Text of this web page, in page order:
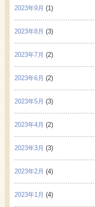
2023年9月 (1)
2023年8月 (3)
2023年7月 (2)
2023年6月 (2)
2023年5月 (3)
2023年4月 (2)
2023年3月 (3)
2023年2月 (4)
2023年1月 (4)